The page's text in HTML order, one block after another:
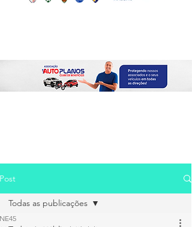
Post
Todas as publicações
NE45